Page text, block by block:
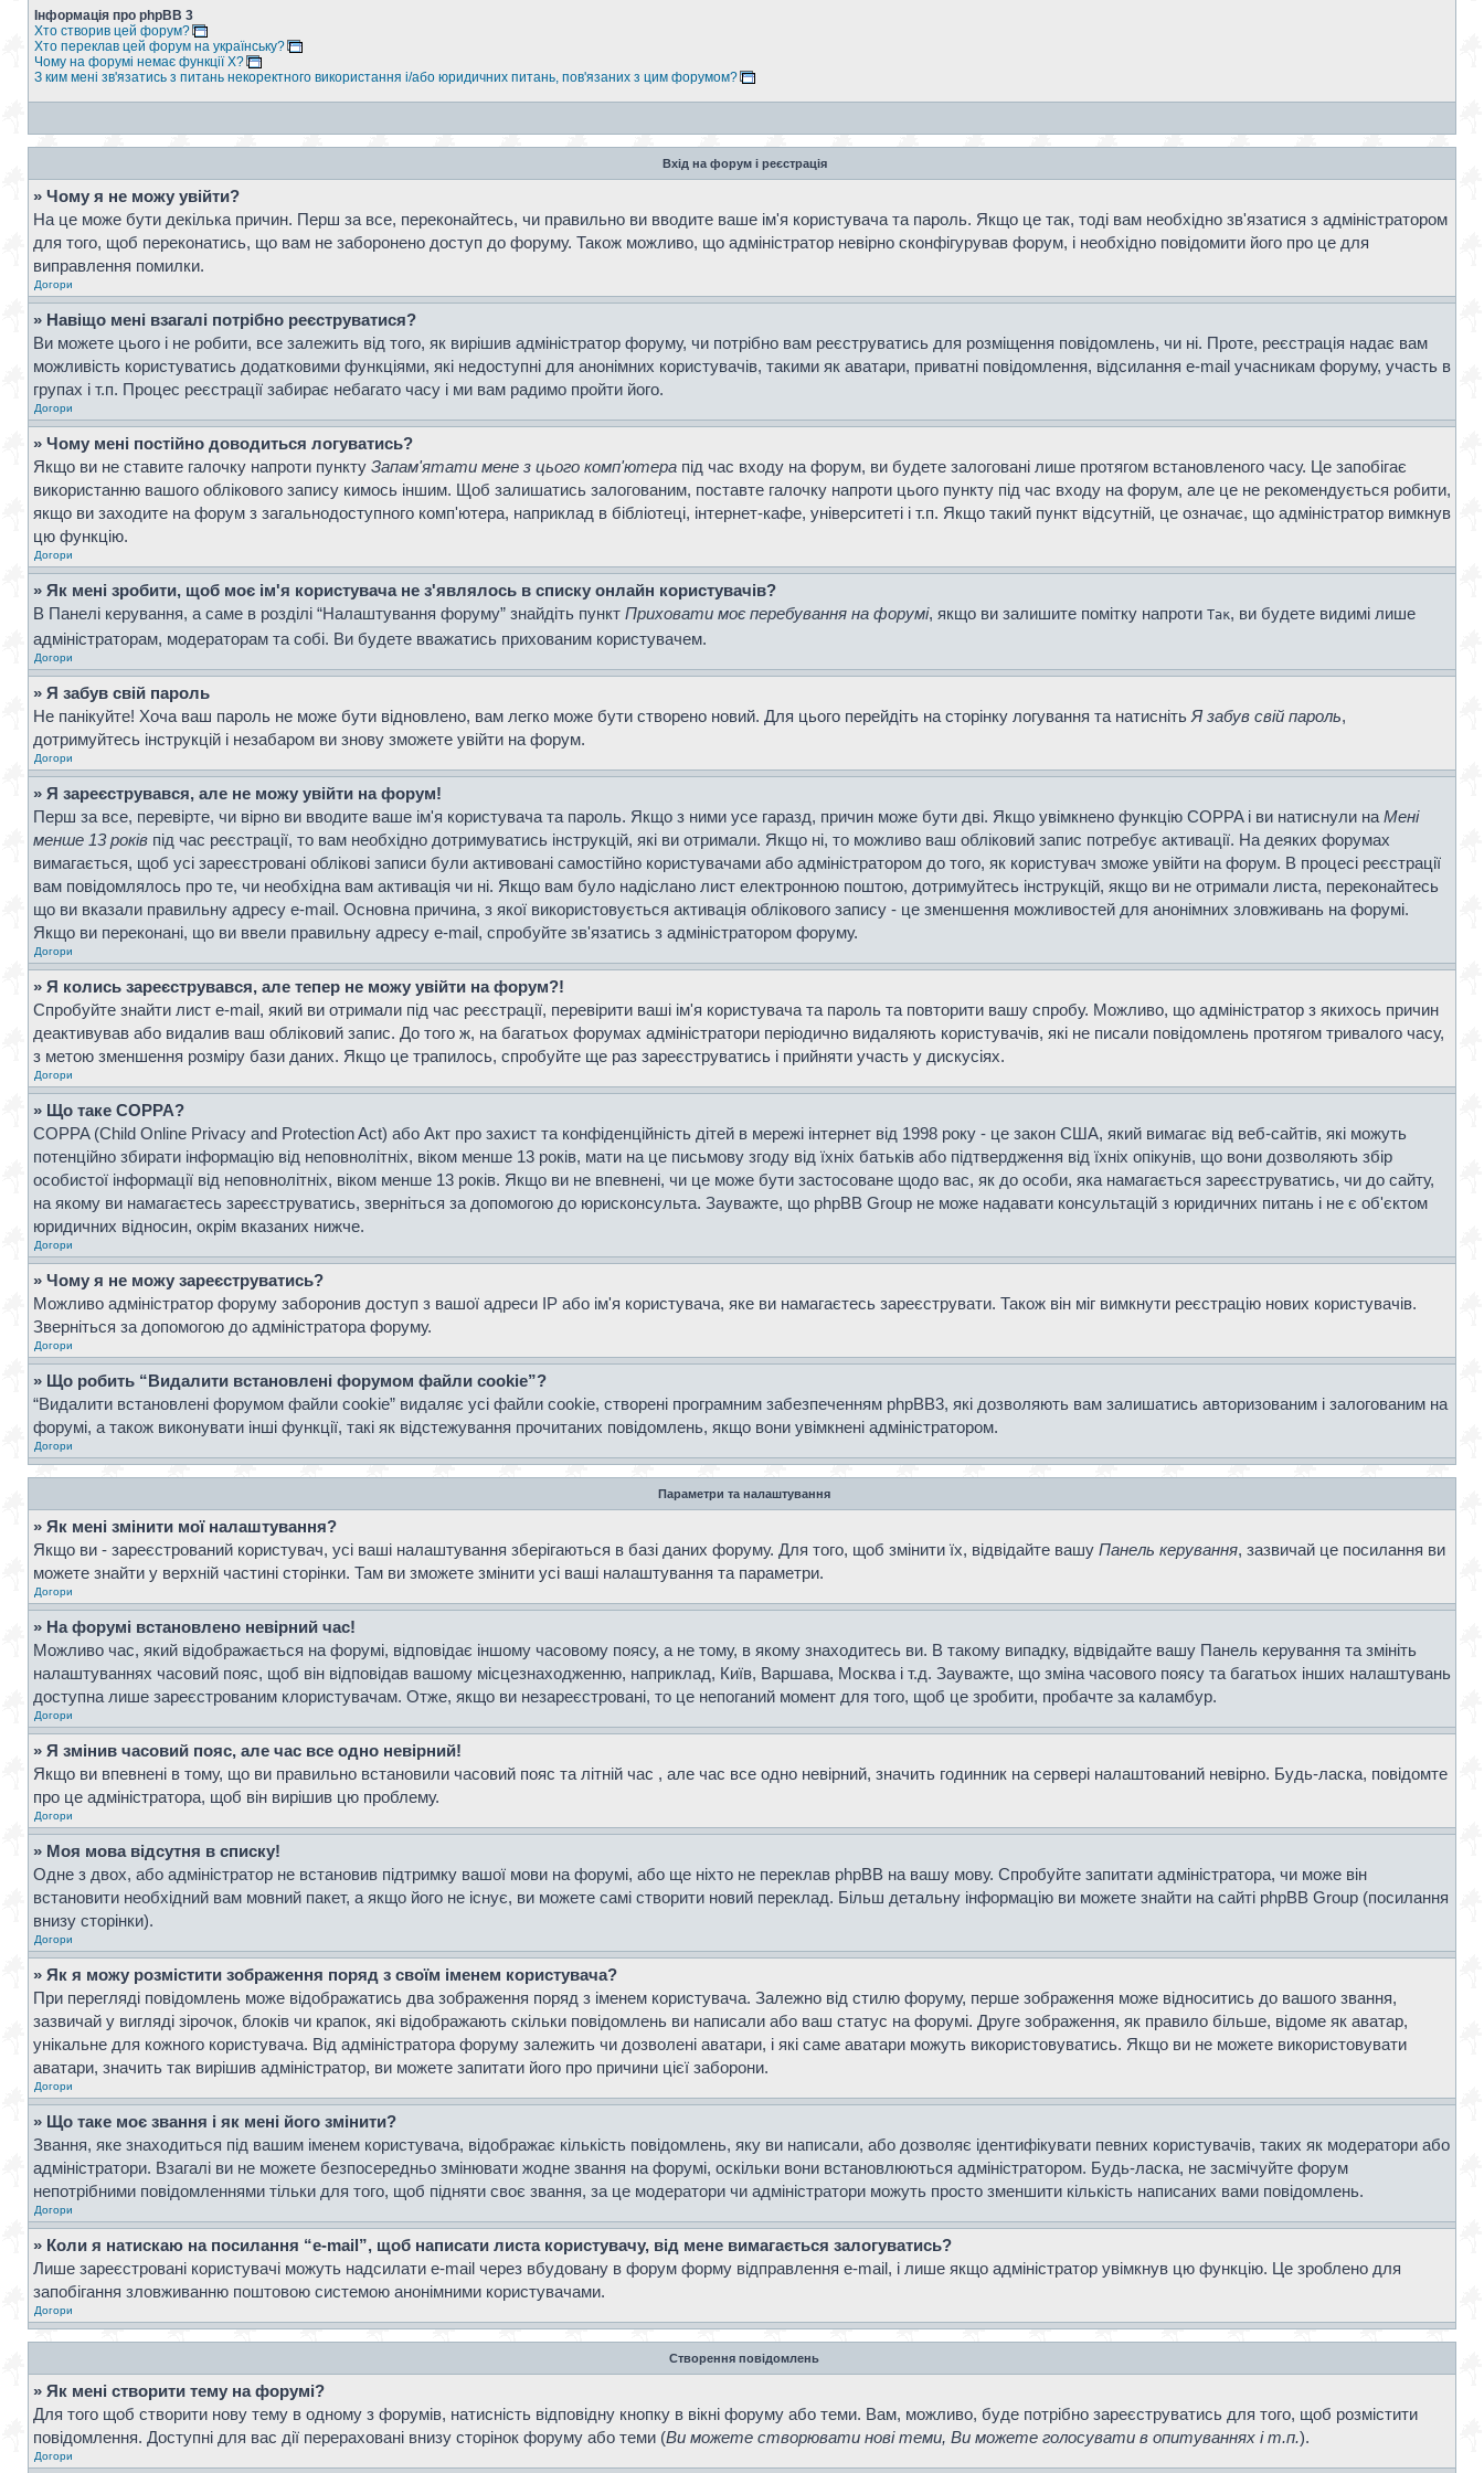
Інформація про phpBB 3
Хто створив цей форум?
Хто переклав цей форум на українську?
Чому на форумі немає функції X?
З ким мені зв'язатись з питань некоректного використання і/або юридичних питань, пов'язаних з цим форумом?
Вхід на форум і реєстрація
» Чому я не можу увійти?
На це може бути декілька причин. Перш за все, переконайтесь, чи правильно ви вводите ваше ім'я користувача та пароль. Якщо це так, тоді вам необхідно зв'язатися з адміністратором
для того, щоб переконатись, що вам не заборонено доступ до форуму. Також можливо, що адміністратор невірно сконфігурував форум, і необхідно повідомити його про це для
виправлення помилки.
Догори
» Навіщо мені взагалі потрібно реєструватися?
Ви можете цього і не робити, все залежить від того, як вирішив адміністратор форуму, чи потрібно вам реєструватись для розміщення повідомлень, чи ні. Проте, реєстрація надає вам
можливість користуватись додатковими функціями, які недоступні для анонімних користувачів, такими як аватари, приватні повідомлення, відсилання e-mail учасникам форуму, участь в
групах і т.п. Процес реєстрації забирає небагато часу і ми вам радимо пройти його.
Догори
» Чому мені постійно доводиться логуватись?
Якщо ви не ставите галочку напроти пункту Запам'ятати мене з цього комп'ютера під час входу на форум, ви будете залоговані лише протягом встановленого часу. Це запобігає
використанню вашого облікового запису кимось іншим. Щоб залишатись залогованим, поставте галочку напроти цього пункту під час входу на форум, але це не рекомендується робити,
якщо ви заходите на форум з загальнодоступного комп'ютера, наприклад в бібліотеці, інтернет-кафе, університеті і т.п. Якщо такий пункт відсутній, це означає, що адміністратор вимкнув
цю функцію.
Догори
» Як мені зробити, щоб моє ім'я користувача не з'являлось в списку онлайн користувачів?
В Панелі керування, а саме в розділі “Налаштування форуму” знайдіть пункт Приховати моє перебування на форумі, якщо ви залишите помітку напроти Так, ви будете видимі лише
адміністраторам, модераторам та собі. Ви будете вважатись прихованим користувачем.
Догори
» Я забув свій пароль
Не панікуйте! Хоча ваш пароль не може бути відновлено, вам легко може бути створено новий. Для цього перейдіть на сторінку логування та натисніть Я забув свій пароль,
дотримуйтесь інструкцій і незабаром ви знову зможете увійти на форум.
Догори
» Я зареєструвався, але не можу увійти на форум!
Перш за все, перевірте, чи вірно ви вводите ваше ім'я користувача та пароль. Якщо з ними усе гаразд, причин може бути дві. Якщо увімкнено функцію COPPA і ви натиснули на Мені
менше 13 років під час реєстрації, то вам необхідно дотримуватись інструкцій, які ви отримали. Якщо ні, то можливо ваш обліковий запис потребує активації. На деяких форумах
вимагається, щоб усі зареєстровані облікові записи були активовані самостійно користувачами або адміністратором до того, як користувач зможе увійти на форум. В процесі реєстрації
вам повідомлялось про те, чи необхідна вам активація чи ні. Якщо вам було надіслано лист електронною поштою, дотримуйтесь інструкцій, якщо ви не отримали листа, переконайтесь
що ви вказали правильну адресу e-mail. Основна причина, з якої використовується активація облікового запису - це зменшення можливостей для анонімних зловживань на форумі.
Якщо ви переконані, що ви ввели правильну адресу e-mail, спробуйте зв'язатись з адміністратором форуму.
Догори
» Я колись зареєструвався, але тепер не можу увійти на форум?!
Спробуйте знайти лист e-mail, який ви отримали під час реєстрації, перевірити ваші ім'я користувача та пароль та повторити вашу спробу. Можливо, що адміністратор з якихось причин
деактивував або видалив ваш обліковий запис. До того ж, на багатьох форумах адміністратори періодично видаляють користувачів, які не писали повідомлень протягом тривалого часу,
з метою зменшення розміру бази даних. Якщо це трапилось, спробуйте ще раз зареєструватись і прийняти участь у дискусіях.
Догори
» Що таке COPPA?
COPPA (Child Online Privacy and Protection Act) або Акт про захист та конфіденційність дітей в мережі інтернет від 1998 року - це закон США, який вимагає від веб-сайтів, які можуть
потенційно збирати інформацію від неповнолітніх, віком менше 13 років, мати на це письмову згоду від їхніх батьків або підтвердження від їхніх опікунів, що вони дозволяють збір
особистої інформації від неповнолітніх, віком менше 13 років. Якщо ви не впевнені, чи це може бути застосоване щодо вас, як до особи, яка намагається зареєструватись, чи до сайту,
на якому ви намагаєтесь зареєструватись, зверніться за допомогою до юрисконсульта. Зауважте, що phpBB Group не може надавати консультацій з юридичних питань і не є об'єктом
юридичних відносин, окрім вказаних нижче.
Догори
» Чому я не можу зареєструватись?
Можливо адміністратор форуму заборонив доступ з вашої адреси IP або ім'я користувача, яке ви намагаєтесь зареєструвати. Також він міг вимкнути реєстрацію нових користувачів.
Зверніться за допомогою до адміністратора форуму.
Догори
» Що робить “Видалити встановлені форумом файли cookie”?
“Видалити встановлені форумом файли cookie” видаляє усі файли cookie, створені програмним забезпеченням phpBB3, які дозволяють вам залишатись авторизованим і залогованим на
форумі, а також виконувати інші функції, такі як відстежування прочитаних повідомлень, якщо вони увімкнені адміністратором.
Догори
Параметри та налаштування
» Як мені змінити мої налаштування?
Якщо ви - зареєстрований користувач, усі ваші налаштування зберігаються в базі даних форуму. Для того, щоб змінити їх, відвідайте вашу Панель керування, зазвичай це посилання ви
можете знайти у верхній частині сторінки. Там ви зможете змінити усі ваші налаштування та параметри.
Догори
» На форумі встановлено невірний час!
Можливо час, який відображається на форумі, відповідає іншому часовому поясу, а не тому, в якому знаходитесь ви. В такому випадку, відвідайте вашу Панель керування та змініть
налаштуваннях часовий пояс, щоб він відповідав вашому місцезнаходженню, наприклад, Київ, Варшава, Москва і т.д. Зауважте, що зміна часового поясу та багатьох інших налаштувань
доступна лише зареєстрованим клористувачам. Отже, якщо ви незареєстровані, то це непоганий момент для того, щоб це зробити, пробачте за каламбур.
Догори
» Я змінив часовий пояс, але час все одно невірний!
Якщо ви впевнені в тому, що ви правильно встановили часовий пояс та літній час , але час все одно невірний, значить годинник на сервері налаштований невірно. Будь-ласка, повідомте
про це адміністратора, щоб він вирішив цю проблему.
Догори
» Моя мова відсутня в списку!
Одне з двох, або адміністратор не встановив підтримку вашої мови на форумі, або ще ніхто не переклав phpBB на вашу мову. Спробуйте запитати адміністратора, чи може він
встановити необхідний вам мовний пакет, а якщо його не існує, ви можете самі створити новий переклад. Більш детальну інформацію ви можете знайти на сайті phpBB Group (посилання
внизу сторінки).
Догори
» Як я можу розмістити зображення поряд з своїм іменем користувача?
При перегляді повідомлень може відображатись два зображення поряд з іменем користувача. Залежно від стилю форуму, перше зображення може відноситись до вашого звання,
зазвичай у вигляді зірочок, блоків чи крапок, які відображають скільки повідомлень ви написали або ваш статус на форумі. Друге зображення, як правило більше, відоме як аватар,
унікальне для кожного користувача. Від адміністратора форуму залежить чи дозволені аватари, і які саме аватари можуть використовуватись. Якщо ви не можете використовувати
аватари, значить так вирішив адміністратор, ви можете запитати його про причини цієї заборони.
Догори
» Що таке моє звання і як мені його змінити?
Звання, яке знаходиться під вашим іменем користувача, відображає кількість повідомлень, яку ви написали, або дозволяє ідентифікувати певних користувачів, таких як модератори або
адміністратори. Взагалі ви не можете безпосередньо змінювати жодне звання на форумі, оскільки вони встановлюються адміністратором. Будь-ласка, не засмічуйте форум
непотрібними повідомленнями тільки для того, щоб підняти своє звання, за це модератори чи адміністратори можуть просто зменшити кількість написаних вами повідомлень.
Догори
» Коли я натискаю на посилання “e-mail”, щоб написати листа користувачу, від мене вимагається залогуватись?
Лише зареєстровані користувачі можуть надсилати e-mail через вбудовану в форум форму відправлення e-mail, і лише якщо адміністратор увімкнув цю функцію. Це зроблено для
запобігання зловживанню поштовою системою анонімними користувачами.
Догори
Створення повідомлень
» Як мені створити тему на форумі?
Для того щоб створити нову тему в одному з форумів, натисність відповідну кнопку в вікні форуму або теми. Вам, можливо, буде потрібно зареєструватись для того, щоб розмістити
повідомлення. Доступні для вас дії перераховані внизу сторінок форуму або теми (Ви можете створювати нові теми, Ви можете голосувати в опитуваннях і т.п.).
Догори